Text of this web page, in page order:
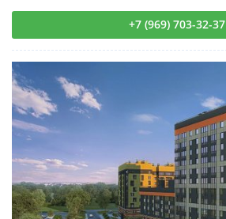
+7 (969) 703-32-37